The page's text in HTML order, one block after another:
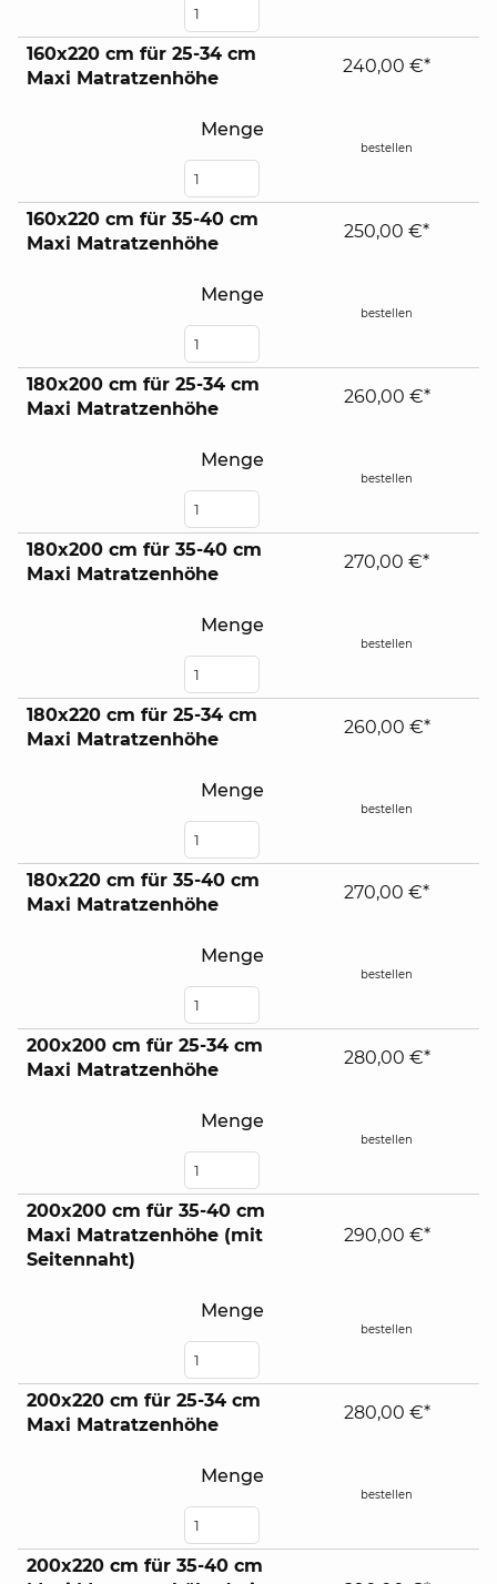
160x220 cm für 25-34 cm
Maxi Matratzenhöhe
Menge
240,00 €*
bestellen
160x220 cm für 35-40 cm
Maxi Matratzenhöhe
Menge
250,00 €*
bestellen
180x200 cm für 25-34 cm
Maxi Matratzenhöhe
Menge
260,00 €*
bestellen
180x200 cm für 35-40 cm
Maxi Matratzenhöhe
Menge
270,00 €*
bestellen
180x220 cm für 25-34 cm
Maxi Matratzenhöhe
Menge
260,00 €*
bestellen
180x220 cm für 35-40 cm
Maxi Matratzenhöhe
Menge
270,00 €*
bestellen
200x200 cm für 25-34 cm
Maxi Matratzenhöhe
Menge
280,00 €*
bestellen
200x200 cm für 35-40 cm
Maxi Matratzenhöhe (mit
Seitennaht)
Menge
290,00 €*
bestellen
200x220 cm für 25-34 cm
Maxi Matratzenhöhe
Menge
280,00 €*
bestellen
200x220 cm für 35-40 cm